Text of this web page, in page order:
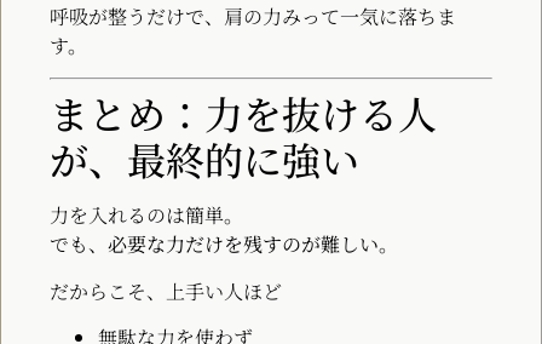
呼吸が整うだけで、肩の力みって一気に落ちま
す。
まとめ：力を抜ける人
が、最終的に強い
力を入れるのは簡単。
でも、 必要な力だけを残すのが難しい。
だからこそ、上手い人ほど
無駄な力を使わず